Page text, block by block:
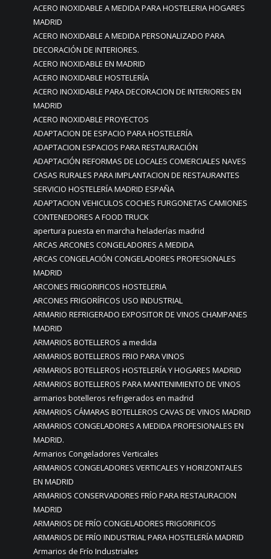
ACERO INOXIDABLE A MEDIDA PARA HOSTELERIA HOGARES
MADRID
ACERO INOXIDABLE A MEDIDA PERSONALIZADO PARA
DECORACIÓN DE INTERIORES.
ACERO INOXIDABLE EN MADRID
ACERO INOXIDABLE HOSTELERÍA
ACERO INOXIDABLE PARA DECORACION DE INTERIORES EN
MADRID
ACERO INOXIDABLE PROYECTOS
ADAPTACION DE ESPACIO PARA HOSTELERÍA
ADAPTACION ESPACIOS PARA RESTAURACIÓN
ADAPTACIÓN REFORMAS DE LOCALES COMERCIALES NAVES
CASAS RURALES PARA IMPLANTACION DE RESTAURANTES
SERVICIO HOSTELERÍA MADRID ESPAÑA
ADAPTACION VEHICULOS COCHES FURGONETAS CAMIONES
CONTENEDORES A FOOD TRUCK
apertura puesta en marcha heladerías madrid
ARCAS ARCONES CONGELADORES A MEDIDA
ARCAS CONGELACIÓN CONGELADORES PROFESIONALES
MADRID
ARCONES FRIGORIFICOS HOSTELERIA
ARCONES FRIGORÍFICOS USO INDUSTRIAL
ARMARIO REFRIGERADO EXPOSITOR DE VINOS CHAMPANES
MADRID
ARMARIOS BOTELLEROS a medida
ARMARIOS BOTELLEROS FRIO PARA VINOS
ARMARIOS BOTELLEROS HOSTELERÍA Y HOGARES MADRID
ARMARIOS BOTELLEROS PARA MANTENIMIENTO DE VINOS
armarios botelleros refrigerados en madrid
ARMARIOS CÁMARAS BOTELLEROS CAVAS DE VINOS MADRID
ARMARIOS CONGELADORES A MEDIDA PROFESIONALES EN
MADRID.
Armarios Congeladores Verticales
ARMARIOS CONGELADORES VERTICALES Y HORIZONTALES
EN MADRID
ARMARIOS CONSERVADORES FRÍO PARA RESTAURACION
MADRID
ARMARIOS DE FRÍO CONGELADORES FRIGORIFICOS
ARMARIOS DE FRÍO INDUSTRIAL PARA HOSTELERÍA MADRID
Armarios de Frío Industriales